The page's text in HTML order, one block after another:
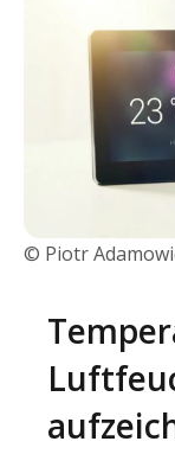
© Piotr